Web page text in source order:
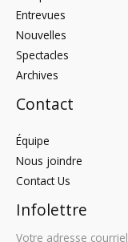
Entrevues
Nouvelles
Spectacles
Archives
Contact
Équipe
Nous joindre
Contact Us
Infolettre
Votre adresse courriel